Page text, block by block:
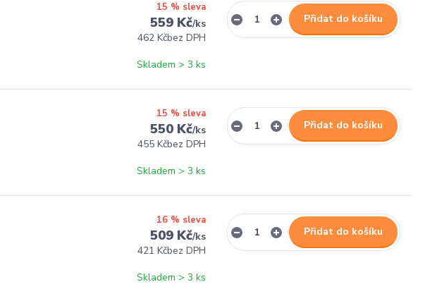
15 % sleva
559 Kč/ks
462 Kčbez DPH
Skladem > 3 ks
Přidat do košíku
15 % sleva
550 Kč/ks
455 Kčbez DPH
Skladem > 3 ks
Přidat do košíku
16 % sleva
509 Kč/ks
421 Kčbez DPH
Skladem > 3 ks
Přidat do košíku